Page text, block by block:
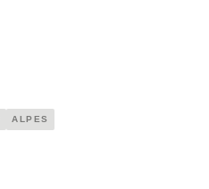
ALPES